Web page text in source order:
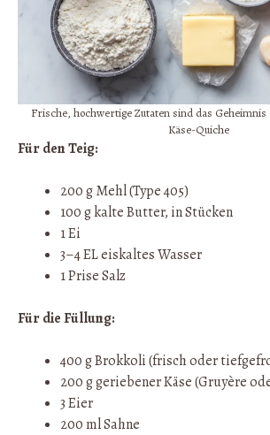
Frische, hochwertige Zutaten sind das
Käse-Quiche
Für den Teig:
200 g Mehl (Type 405)
100 g kalte Butter, in Stücken
1 Ei
3–4 EL eiskaltes Wasser
1 Prise Salz
Für die Füllung:
400 g Brokkoli (frisch oder
200 g geriebener Käse (Gruyère
3 Eier
200 ml Sahne